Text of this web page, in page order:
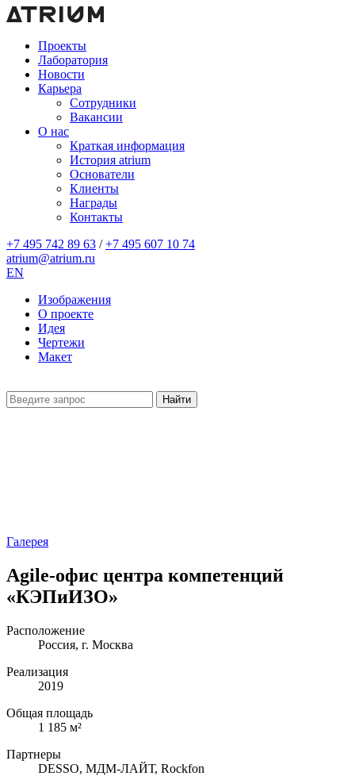
Проекты
Лаборатория
Новости
Карьера
Сотрудники
Вакансии
О нас
Краткая информация
История atrium
Основатели
Клиенты
Награды
Контакты
+7 495 742 89 63 / +7 495 607 10 74
atrium@atrium.ru
EN
Изображения
О проекте
Идея
Чертежи
Макет
Найти
Галерея
Agile-офис центра компетенций
«КЭПиИЗО»
Расположение
Россия, г. Москва
Реализация
2019
Общая площадь
1 185 м²
Партнеры
DESSO, МДМ-ЛАЙТ, Rockfon